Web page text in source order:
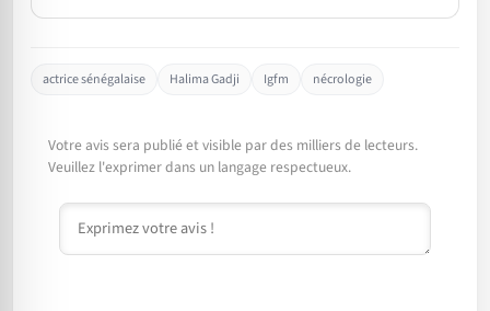
actrice sénégalaise Halima Gadji Igfm nécrologie
Votre avis sera publié et visible par des milliers de lecteurs.
Veuillez l'exprimer dans un langage respectueux.
Commentaire